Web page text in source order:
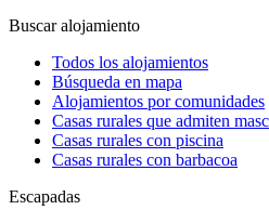
Buscar alojamiento
Todos los alojamientos
Búsqueda en mapa
Alojamientos por comunidades
Casas rurales que admiten
Casas rurales con piscina
Casas rurales con barbacoa
Escapadas